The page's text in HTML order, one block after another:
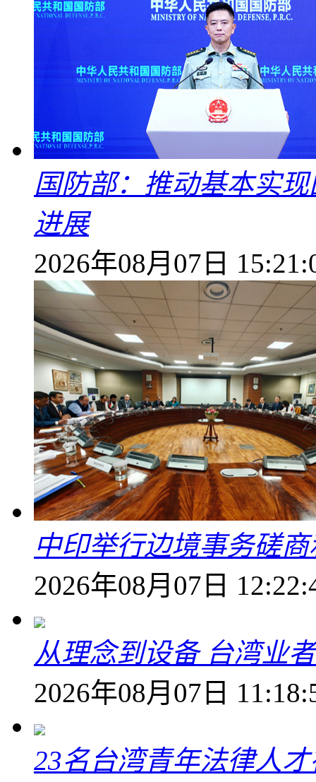
国防部：推动基本实
进展
2026年08月07日
中印举行边境事务磋
2026年08月07日
从理念到设备 台湾业
2026年08月07日
23名台湾青年法律人